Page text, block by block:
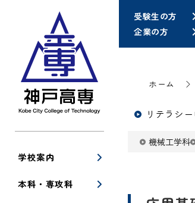
学校案内
本科・専攻科
受験生の方
企業の方
ホーム
リテラシ
機械工学科